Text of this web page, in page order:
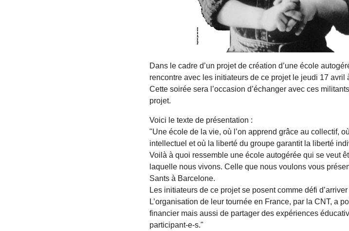
Dans le cadre d’un projet de création d’une école
rencontre avec les initiateurs de ce projet le jeudi 17 avril
Cette soirée sera l’occasion d’échanger avec ces
projet.
Voici le texte de présentation :
"Une école de la vie, où l’on apprend grâce au collectif,
intellectuel et où la liberté du groupe garantit la liberté
Voilà à quoi ressemble une école autogérée qui se veut
laquelle nous vivons. Celle que nous voulons vous
Sants à Barcelone.
Les initiateurs de ce projet se posent comme défi
L’organisation de leur tournée en France, par la CNT, a
financier mais aussi de partager des expériences
participant-e-s."